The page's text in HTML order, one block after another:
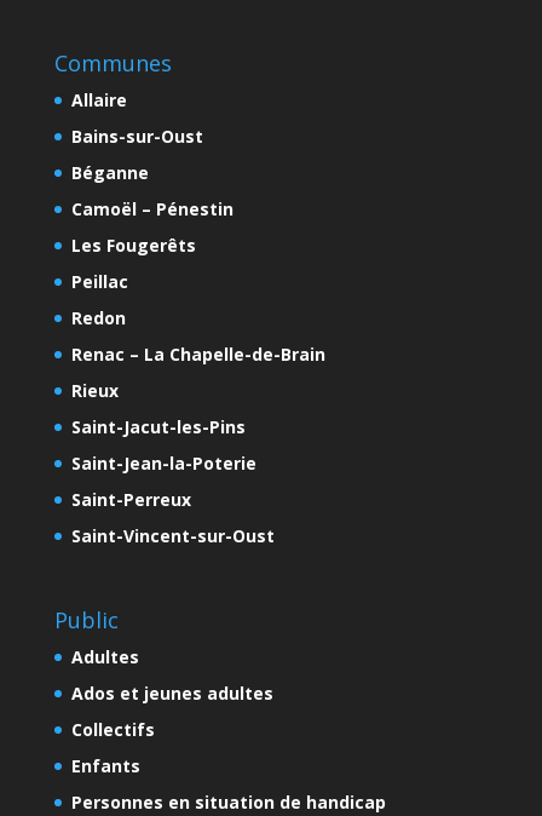
Communes
Allaire
Bains-sur-Oust
Béganne
Camoël – Pénestin
Les Fougerêts
Peillac
Redon
Renac – La Chapelle-de-Brain
Rieux
Saint-Jacut-les-Pins
Saint-Jean-la-Poterie
Saint-Perreux
Saint-Vincent-sur-Oust
Public
Adultes
Ados et jeunes adultes
Collectifs
Enfants
Personnes en situation de handicap